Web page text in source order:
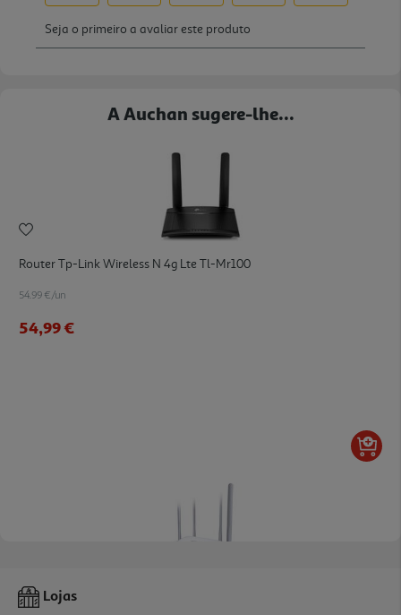
A Auchan sugere-lhe...
Router Tp-Link Wireless N 4g Lte Tl-Mr100
54.99 €/un
54,99 €
Router Mercusys N300 Mw325r 300mbps
Lojas